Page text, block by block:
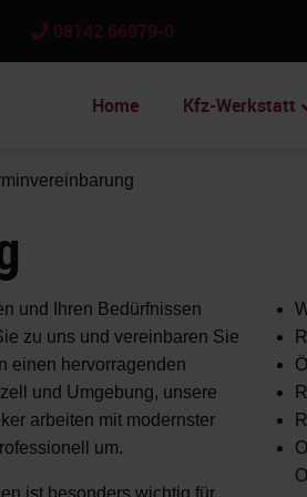
08142 66979-0
Home Kfz-Werkstatt
und Ihren Bedürfnissen
zu uns und vereinbaren Sie
einen hervorragenden
und Umgebung, unsere
arbeiten mit modernster
um.